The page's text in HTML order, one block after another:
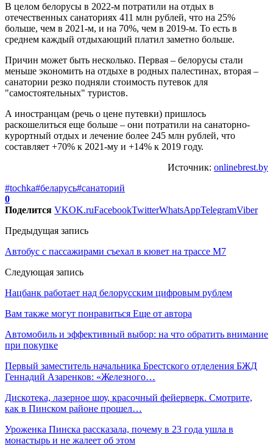
В целом белорусы в 2022-м потратили на отдых в
отечественных санаториях 411 млн рублей, что на 25%
больше, чем в 2021-м, и на 70%, чем в 2019-м. То есть в
среднем каждый отдыхающий платил заметно больше.
Причин может быть несколько. Первая – белорусы стали
меньше экономить на отдыхе в родных палестинах, вторая –
санатории резко подняли стоимость путевок для
"самостоятельных" туристов.
А иностранцам (речь о цене путевки) пришлось
раскошелиться еще больше – они потратили на санаторно-
курортный отдых и лечение более 245 млн рублей, что
составляет +70% к 2021-му и +14% к 2019 году.
Источник: onlinebrest.by
#tochka#беларусь#санаторий
0
Поделится VKOK.ruFacebookTwitterWhatsAppTelegramViber
Предыдущая запись
Автобус с пассажирами съехал в кювет на трассе М7
Следующая запись
Нацбанк работает над белорусским цифровым рублем
Вам также могут понравиться Еще от автора
Автомобиль и эффективный выбор: на что обратить внимание
при покупке
Первый заместитель начальника Брестского отделения БЖД
Геннадий Азаренков: «Железного…
Дискотека, лазерное шоу, красочный фейерверк. Смотрите,
как в Пинском районе прошел…
Уроженка Пинска рассказала, почему в 23 года ушла в
монастырь и не жалеет об этом